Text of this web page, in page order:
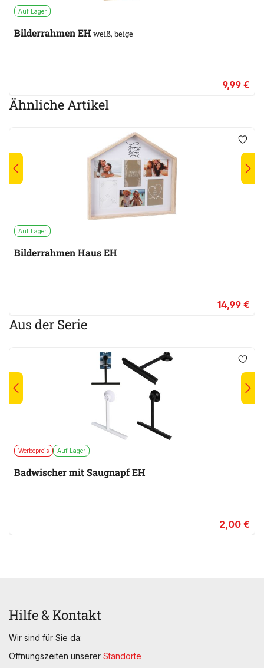
Auf Lager
Bilderrahmen EH weiß, beige
9,99 €
Ähnliche Artikel
Auf Lager
Bilderrahmen Haus EH
14,99 €
Aus der Serie
Werbepreis Auf Lager
Badwischer mit Saugnapf EH
2,00 €
Hilfe & Kontakt
Wir sind für Sie da:
Öffnungszeiten unserer Standorte